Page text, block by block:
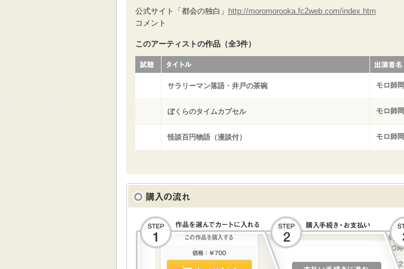
公式サイト「都会の独白」 http://moromorooka.fc2web.com/index.htm
コメント
このアーティストの作品（全3件）
サラリーマン落語・井戸の茶碗 モロ師岡
ぼくらのタイムカプセル モロ師岡
怪談百円物語（漫談付） モロ師岡